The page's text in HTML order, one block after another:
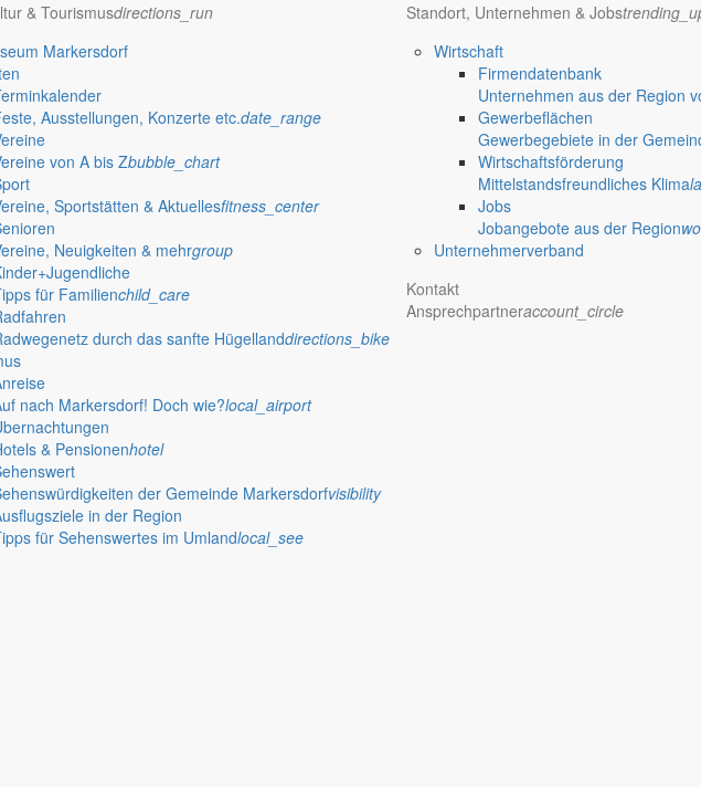
& Tourismusdirections_run
Markersdorf
Ausstellungen, Konzerte etc.date_range
von A bis Zbubble_chart
Sportstätten & Aktuellesfitness_center
Neuigkeiten & mehrgroup
für Familienchild_care
durch das sanfte Hügellanddirections_bike
nach Markersdorf! Doch wie?local_airport
& Pensionenhotel
der Gemeinde Markersdorfvisibility
in der Region
für Sehenswertes im Umlandlocal_see
Standort, Unternehmen & Jobs
Wirtschaft
Firmendatenbank
Unternehmen aus der Region
Gewerbeflächen
Gewerbegebiete in der
Wirtschaftsförderung
Mittelstandsfreundliches Klima
Jobs
Jobangebote aus der Region
Unternehmerverband
Kontakt
Ansprechpartneraccount_circle
einer Grenzbestimmung und Abmarkung
zur Katastervermessung in der Gemarkung Markersdorf, Flur 11, Flurstück 107/5, liegen noch
eines Grenztermins
Gemeinde Markersdorf/ Gemarkung Markersdorf Flur 11 sollen durch eine Katastervermessung
ist die "Festsetzung der Grundsteuer durch öffentliche Bekanntmachung" bekanntgemacht
Februar 2022 eine Neufassung der Allgemeinverfügung zur Bekämpfung der Afrikanischen